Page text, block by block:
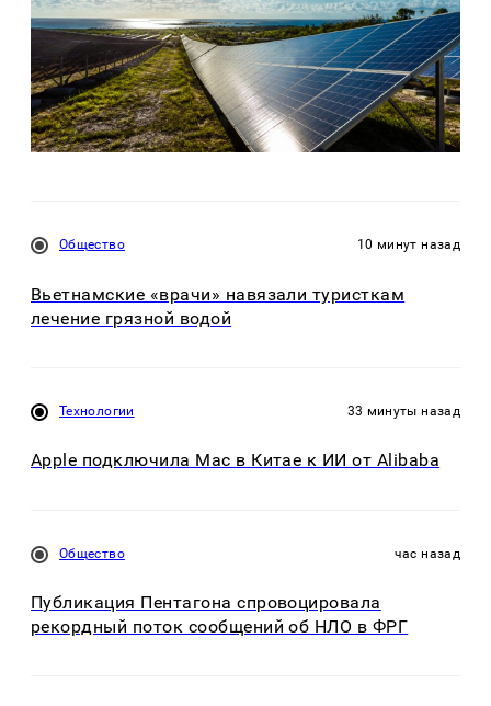
Общество 10 минут назад
Вьетнамские «врачи» навязали туристкам
лечение грязной водой
Технологии 33 минуты назад
Apple подключила Mac в Китае к ИИ от Alibaba
Общество час назад
Публикация Пентагона спровоцировала
рекордный поток сообщений об НЛО в ФРГ